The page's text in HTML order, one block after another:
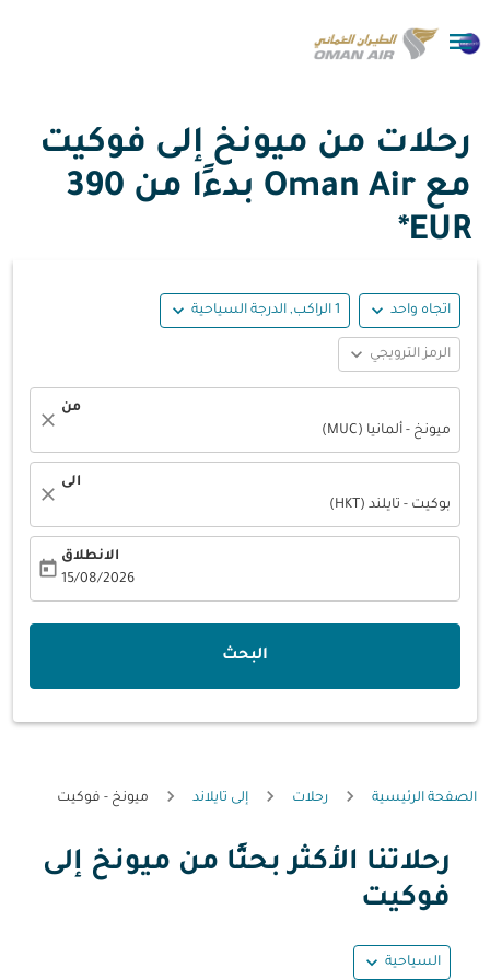

رحلات من ميونخ إلى فوكيت
مع Oman Air بدءًا من
390
EUR*
اتجاه واحد expand_more 1 الراكب, الدرجة السياحية expand_more
الرمز الترويجي expand_more
من
ميونخ - ألمانيا (MUC)
close
الى
بوكيت - تايلند (HKT)
close
الانطلاق
15/08/2026
today
البحث
الصفحة الرئيسية رحلات إلى تايلاند ميونخ - فوكيت
رحلاتنا الأكثر بحثًا من ميونخ إلى
فوكيت
السياحية expand_more
حاول تحديث الرحلة (مغادرة و/أو وجهة) أو التفاعل مع